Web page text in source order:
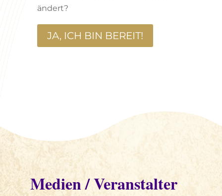
ändert?
JA, ICH BIN BEREIT!
Medien / Veranstalter